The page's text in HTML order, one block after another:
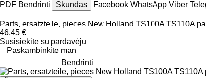
PDF Bendrinti Skundas Facebook WhatsApp Viber
Parts, ersatzteile, pieces New Holland TS100A TS110A
46,45 €
Susisiekite su pardavėju
Paskambinkite man
Bendrinti